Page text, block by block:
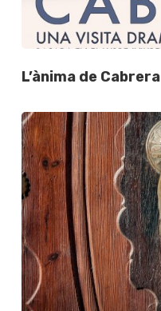
L’ànima de Cabrera